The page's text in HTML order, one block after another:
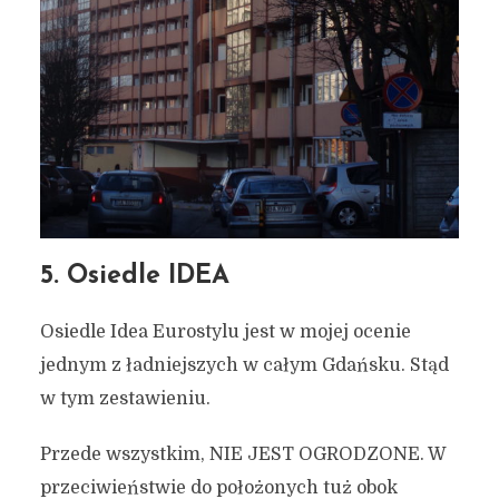
5. Osiedle IDEA
Osiedle Idea Eurostylu jest w mojej ocenie
jednym z ładniejszych w całym Gdańsku. Stąd
w tym zestawieniu.
Przede wszystkim, NIE JEST OGRODZONE. W
przeciwieństwie do położonych tuż obok